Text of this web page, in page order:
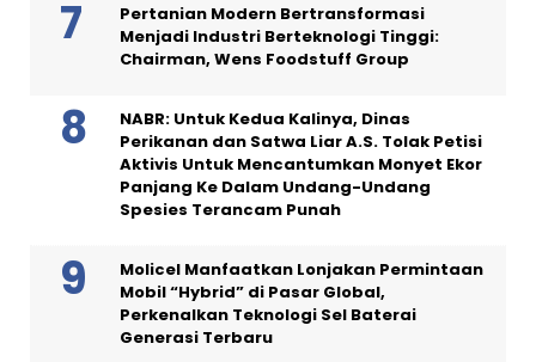
Pertanian Modern Bertransformasi
Menjadi Industri Berteknologi Tinggi:
Chairman, Wens Foodstuff Group
NABR: Untuk Kedua Kalinya, Dinas
Perikanan dan Satwa Liar A.S. Tolak Petisi
Aktivis Untuk Mencantumkan Monyet Ekor
Panjang Ke Dalam Undang-Undang
Spesies Terancam Punah
Molicel Manfaatkan Lonjakan Permintaan
Mobil “Hybrid” di Pasar Global,
Perkenalkan Teknologi Sel Baterai
Generasi Terbaru